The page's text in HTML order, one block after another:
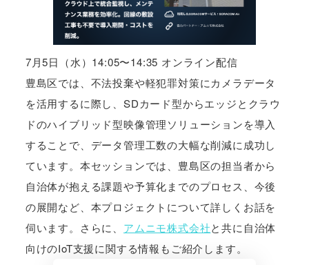
7月5日（水）14:05〜14:35 オンライン配信
豊島区では、不法投棄や軽犯罪対策にカメラデータ
を活用するに際し、SDカード型からエッジとクラウ
ドのハイブリッド型映像管理ソリューションを導入
することで、データ管理工数の大幅な削減に成功し
ています。本セッションでは、豊島区の担当者から
自治体が抱える課題や予算化までのプロセス、今後
の展開など、本プロジェクトについて詳しくお話を
伺います。さらに、 アムニモ株式会社と共に自治体
向けのIoT支援に関する情報もご紹介します。